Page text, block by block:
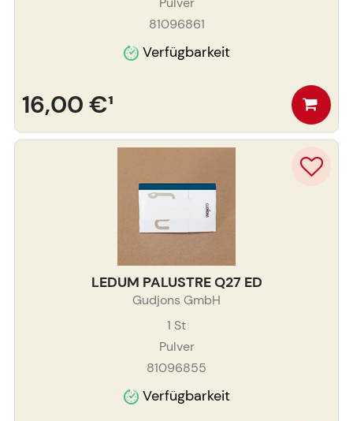
81096861
Verfügbarkeit
16,00 €¹
LEDUM PALUSTRE Q27 ED
Gudjons GmbH
1 St
Pulver
81096855
Verfügbarkeit